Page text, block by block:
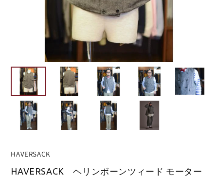
HAVERSACK
HAVERSACK ヘリンボーンツィード モーター